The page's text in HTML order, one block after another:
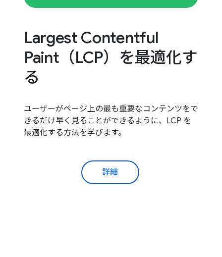
Largest Contentful
Paint（LCP）を最適化す
る
ユーザーがページ上の最も重要なコンテンツをで
きるだけ早く見ることができるように、LCP を
最適化する方法を学びます。
詳細